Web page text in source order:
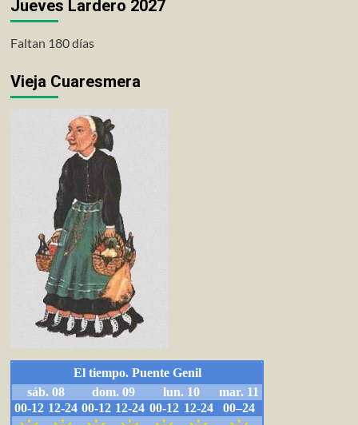
Jueves Lardero 2027
Faltan 180 días
Vieja Cuaresmera